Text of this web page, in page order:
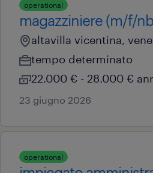
operational
magazziniere (m/f/
altavilla vicentina,
tempo determinato
22.000 € - 28.000 €
23 giugno 2026
operational